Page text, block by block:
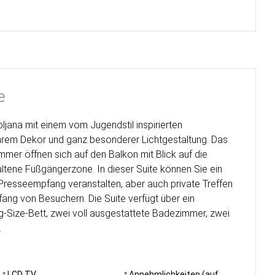
mit einem vom Jugendstil inspirierten
Dekor und ganz besonderer Lichtgestaltung. Das
öffnen sich auf den Balkon mit Blick auf die
Fußgängerzone. In dieser Suite können Sie ein
veranstalten, aber auch private Treffen
von Besuchern. Die Suite verfügt über ein
Size-Bett, zwei voll ausgestattete Badezimmer, zwei